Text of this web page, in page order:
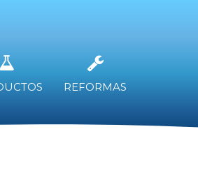
REFORMAS